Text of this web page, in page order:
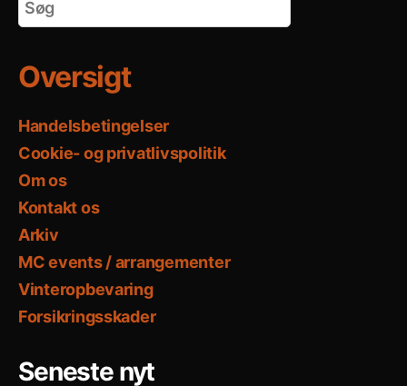
Oversigt
Handelsbetingelser
Cookie- og privatlivspolitik
Om os
Kontakt os
Arkiv
MC events / arrangementer
Vinteropbevaring
Forsikringsskader
Seneste nyt